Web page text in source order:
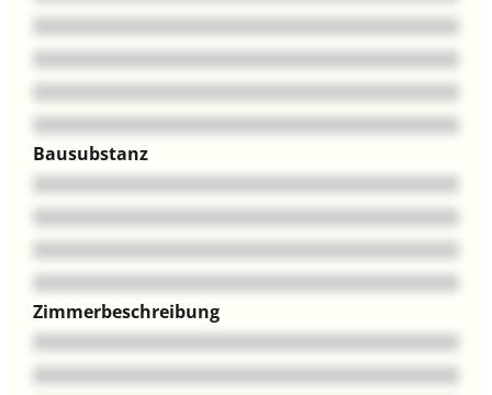
Bausubstanz
Zimmerbeschreibung